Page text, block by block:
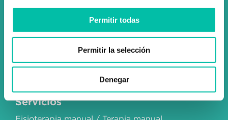
Permitir todas
Permitir la selección
Denegar
Instagram
Facebook
Servicios